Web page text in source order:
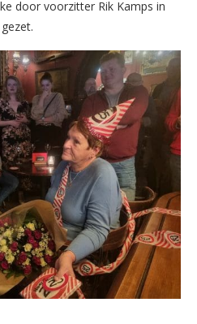
door voorzitter Rik Kamps in